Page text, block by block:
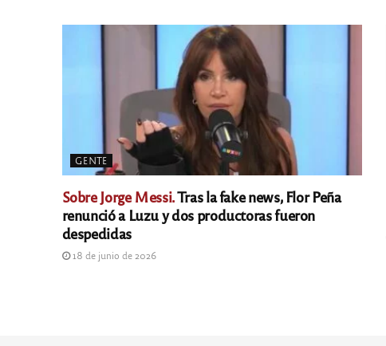
GENTE
Sobre Jorge Messi.Tras la fake news, Flor Peña
renunció a Luzu y dos productoras fueron
despedidas
18 de junio de 2026